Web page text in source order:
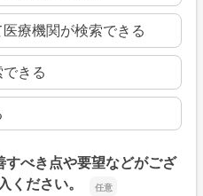
療機関が検索できる
きる
べき点や要望などがござ
ください。